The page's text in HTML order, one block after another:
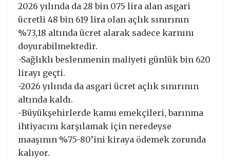
2026 yılında da 28 bin 075 lira alan asgari
ücretli 48 bin 619 lira olan açlık sınırının
%73,18 altında ücret alarak sadece karnını
doyurabilmektedir.
-Sağlıklı beslenmenin maliyeti günlük bin 620
lirayı geçti.
-2026 yılında da asgari ücret açlık sınırının
altında kaldı.
-Büyükşehirlerde kamu emekçileri, barınma
ihtiyacını karşılamak için neredeyse
maaşının %75-80’ini kiraya ödemek zorunda
kalıyor.